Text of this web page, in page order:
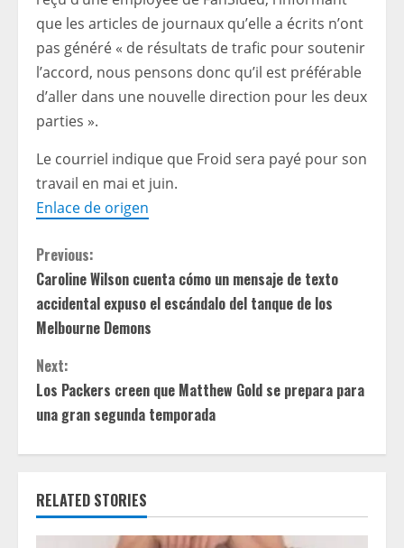
que les articles de journaux qu’elle a écrits n’ont
pas généré « de résultats de trafic pour soutenir
l’accord, nous pensons donc qu’il est préférable
d’aller dans une nouvelle direction pour les deux
parties ».
Le courriel indique que Froid sera payé pour son
travail en mai et juin.
Enlace de origen
C
o
n
t
i
n
u
e
Previous:
Caroline Wilson cuenta cómo un mensaje de texto
accidental expuso el escándalo del tanque de los
Melbourne Demons
Next:
Los Packers creen que Matthew Gold se prepara para
una gran segunda temporada
RELATED STORIES